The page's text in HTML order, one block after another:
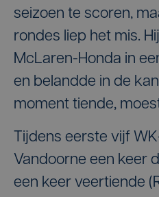
seizoen te scoren,
rondes liep het mis.
McLaren-Honda in
en belandde in de
moment tiende,
Tijdens eerste vijf
Vandoorne een keer
een keer veertiende